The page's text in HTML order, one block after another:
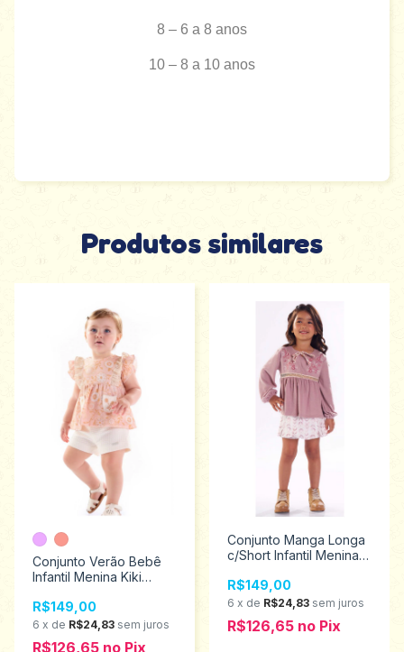
8 – 6 a 8 anos
10 – 8 a 10 anos
Produtos similares
Conjunto Verão Bebê
Infantil Menina Kiki
1500021
R$149,00
6 x de R$24,83 sem juros
R$126,65 no Pix
Conjunto Manga Longa
c/Short Infantil Menina
ao 3 2450027
R$149,00
6 x de R$24,83 sem juros
R$126,65 no Pix